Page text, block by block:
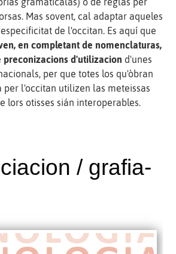
Mas sovent, cal adaptar aqueles
de l'occitan. Es aquí que
en completant de nomenclaturas,
preconizacions d'utilizacion d'unes
per que totes los qu'òbran
l'occitan utilizen las meteissas
lors otisses sián interoperables.
/ grafia-